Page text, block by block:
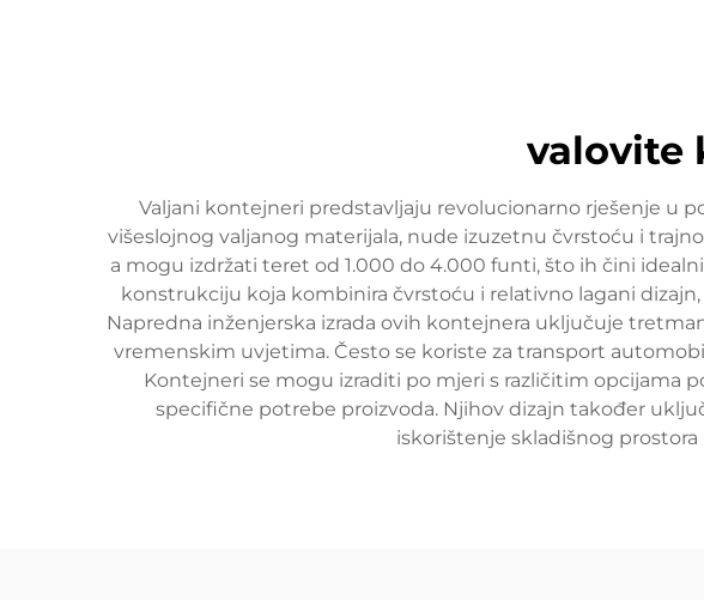
valovite
Valjani kontejneri predstavljaju revolucionarno rješenje u
višeslojnog valjanog materijala, nude izuzetnu čvrstoću i
a mogu izdržati teret od 1.000 do 4.000 funti, što ih čini
konstrukciju koja kombinira čvrstoću i relativno lagani
Napredna inženjerska izrada ovih kontejnera uključuje
vremenskim uvjetima. Često se koriste za transport
Kontejneri se mogu izraditi po mjeri s različitim opcijama
specifične potrebe proizvoda. Njihov dizajn također
iskorištenje skladišnog